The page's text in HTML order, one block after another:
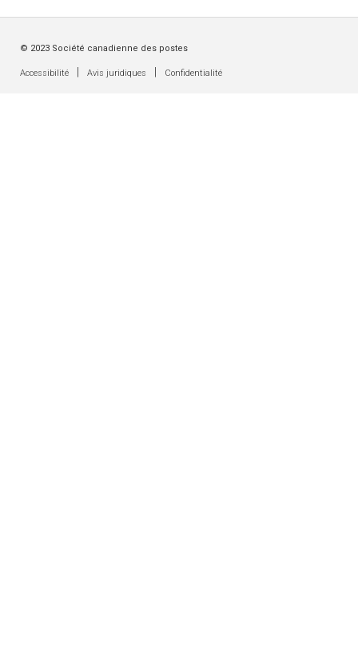
© 2023 Société canadienne des postes
Accessibilité Avis juridiques Confidentialité